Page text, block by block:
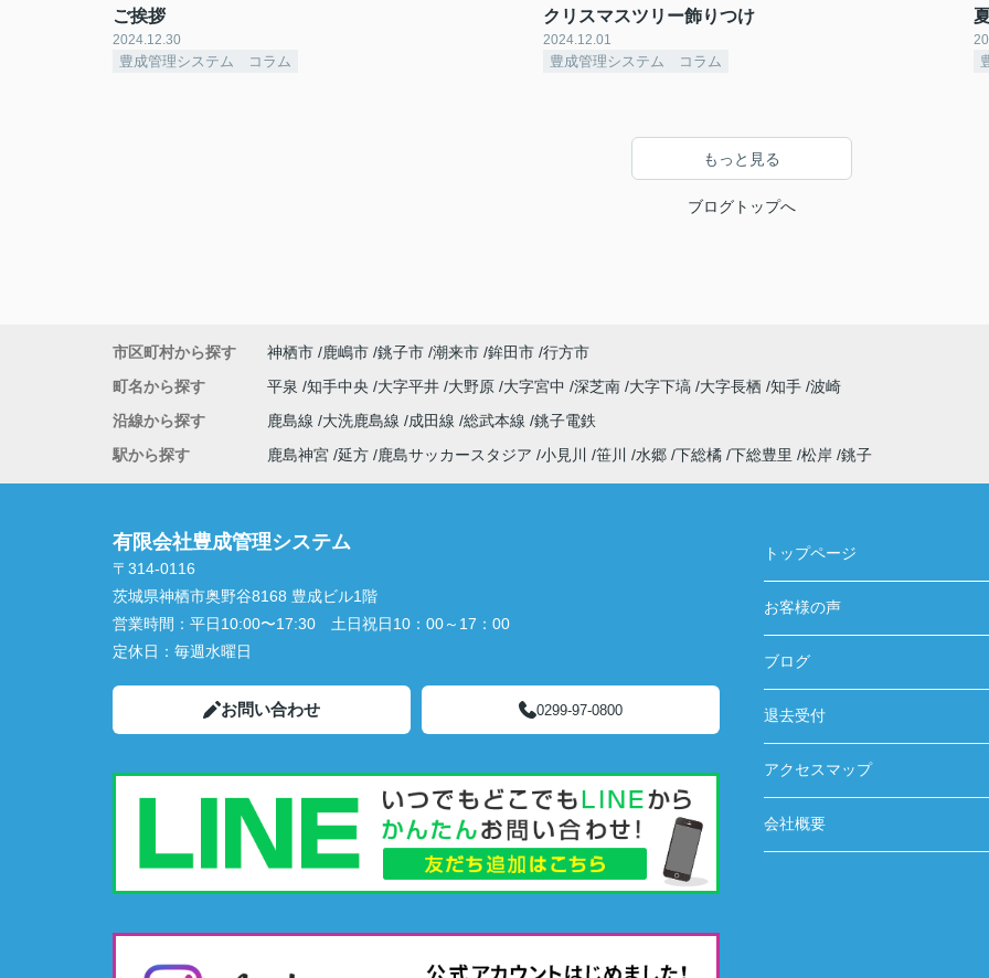
ご挨拶
2024.12.30
豊成管理システム コラム
クリスマスツリー飾りつけ
2024.12.01
豊成管理システム コラム
もっと見る
ブログトップへ
市区町村から探す 神栖市 鹿嶋市 銚子市 潮来市 鉾田市 行方市
町名から探す
平泉 知手中央 大字平井 大野原 大字宮中 深芝南 大字下塙 大字長栖 知手 波崎
沿線から探す
鹿島線 大洗鹿島線 成田線 総武本線 銚子電鉄
駅から探す
鹿島神宮 延方 鹿島サッカースタジア 小見川 笹川 水郷 下総橘 下総豊里 松岸 銚子
有限会社豊成管理システム
〒314-0116
茨城県神栖市奥野谷8168 豊成ビル1階
営業時間： 平日10:00〜17:30 土日祝日10：00～17：00
定休日： 毎週水曜日
お問い合わせ 0299-97-0800
トップページ
お客様の声
ブログ
退去受付
アクセスマップ
会社概要